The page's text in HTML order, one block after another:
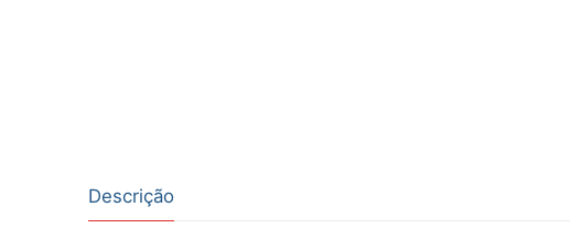
Descrição